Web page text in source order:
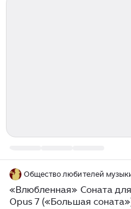
«Влюбленная» Соната
Opus 7 («Большая